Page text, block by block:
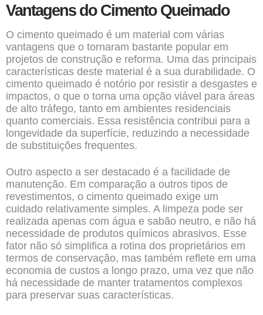
Vantagens do Cimento Queimado
O cimento queimado é um material com várias
vantagens que o tornaram bastante popular em
projetos de construção e reforma. Uma das principais
características deste material é a sua durabilidade. O
cimento queimado é notório por resistir a desgastes e
impactos, o que o torna uma opção viável para áreas
de alto tráfego, tanto em ambientes residenciais
quanto comerciais. Essa resistência contribui para a
longevidade da superfície, reduzindo a necessidade
de substituições frequentes.
Outro aspecto a ser destacado é a facilidade de
manutenção. Em comparação a outros tipos de
revestimentos, o cimento queimado exige um
cuidado relativamente simples. A limpeza pode ser
realizada apenas com água e sabão neutro, e não há
necessidade de produtos químicos abrasivos. Esse
fator não só simplifica a rotina dos proprietários em
termos de conservação, mas também reflete em uma
economia de custos a longo prazo, uma vez que não
há necessidade de manter tratamentos complexos
para preservar suas características.